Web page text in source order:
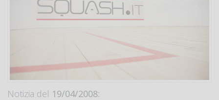
Notizia del 19/04/2008: